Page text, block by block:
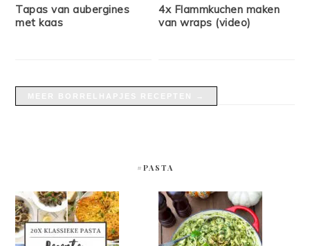
Tapas van aubergines
met kaas
4x Flammkuchen maken
van wraps (video)
#PASTA